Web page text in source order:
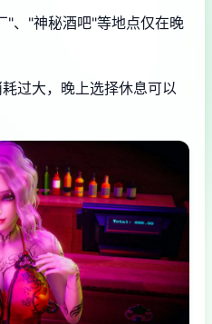
"、"神秘酒吧"等地点仅在晚
过大，晚上选择休息可以